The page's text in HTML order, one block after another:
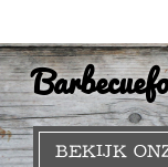
BEKIJK